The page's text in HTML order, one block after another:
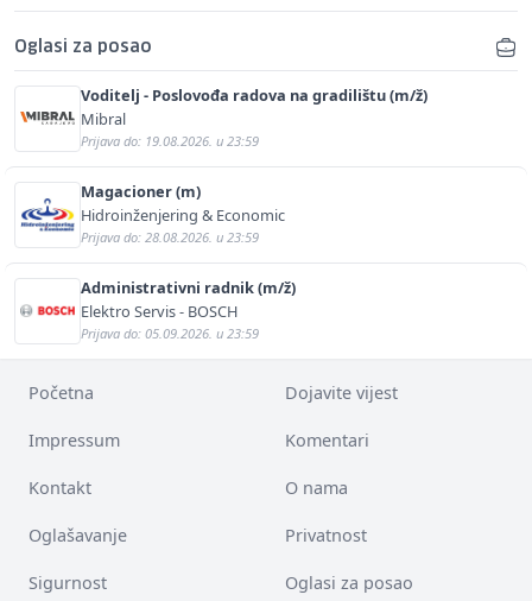
Oglasi za posao
Voditelj - Poslovođa radova na gradilištu (m/ž)
Mibral
Prijava do: 19.08.2026. u 23:59
Magacioner (m)
Hidroinženjering & Economic
Prijava do: 28.08.2026. u 23:59
Administrativni radnik (m/ž)
Elektro Servis - BOSCH
Prijava do: 05.09.2026. u 23:59
Početna Dojavite vijest
Impressum Komentari
Kontakt O nama
Oglašavanje Privatnost
Sigurnost Oglasi za posao